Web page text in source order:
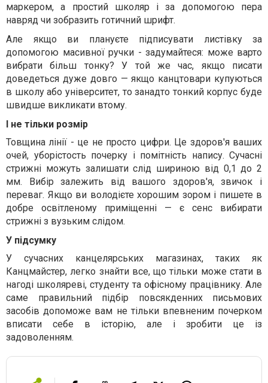
маркером, а простий школяр і за допомогою пера
навряд чи зобразить готичний шрифт.
Але якщо ви плануєте підписувати листівку за
допомогою масивної ручки - задумайтеся: може варто
вибрати більш тонку? У той же час, якщо писати
доведеться дуже довго — якщо канцтовари купуються
в школу або університет, то занадто тонкий корпус буде
швидше викликати втому.
І не тільки розмір
Товщина лінії - це не просто цифри. Це здоров'я ваших
очей, уборістость почерку і помітність напису. Сучасні
стрижні можуть залишати слід шириною від 0,1 до 2
мм. Вибір залежить від вашого здоров'я, звичок і
переваг. Якщо ви володієте хорошим зором і пишете в
добре освітленому приміщенні — є сенс вибирати
стрижні з вузьким слідом.
У підсумку
У сучасних канцелярських магазинах, таких як
Канцмайстер, легко знайти все, що тільки може стати в
нагоді школяреві, студенту та офісному працівнику. Але
саме правильний підбір повсякденних письмових
засобів допоможе вам не тільки впевненим почерком
вписати себе в історію, але і зробити це із
задоволенням.